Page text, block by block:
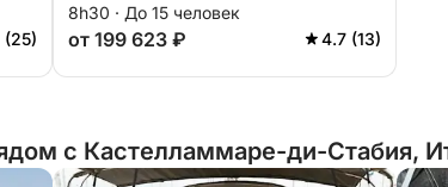
(25)
8h30 · До 15 человек
от 199 623 ₽ 4.7 (13)
с Кастелламмаре-ди-Стабия,